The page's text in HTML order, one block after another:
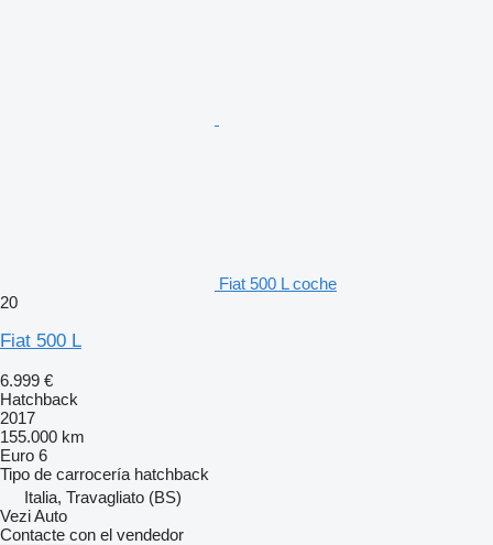
Fiat 500 L coche
20
Fiat 500 L
6.999 €
Hatchback
2017
155.000 km
Euro 6
Tipo de carrocería hatchback
Italia, Travagliato (BS)
Vezi Auto
Contacte con el vendedor